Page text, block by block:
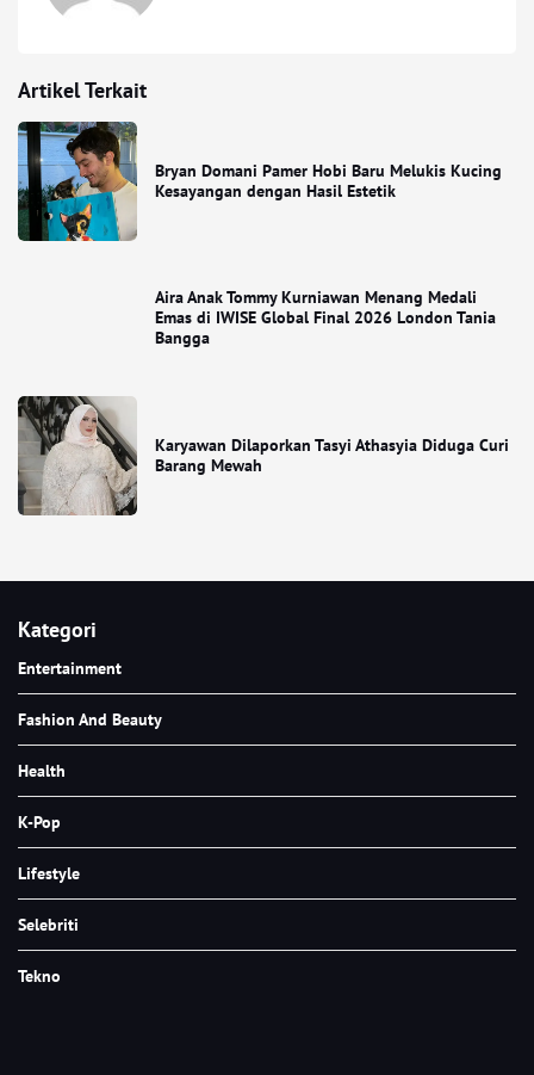
Artikel Terkait
Bryan Domani Pamer Hobi Baru Melukis Kucing
Kesayangan dengan Hasil Estetik
Aira Anak Tommy Kurniawan Menang Medali
Emas di IWISE Global Final 2026 London Tania
Bangga
Karyawan Dilaporkan Tasyi Athasyia Diduga Curi
Barang Mewah
Kategori
Entertainment
Fashion And Beauty
Health
K-Pop
Lifestyle
Selebriti
Tekno